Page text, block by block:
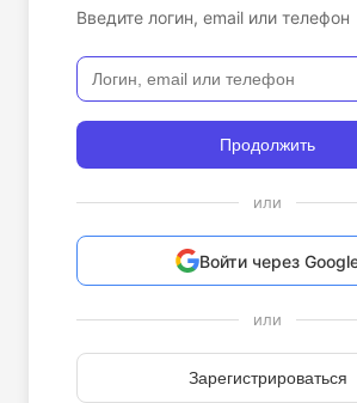
Введите логин, email или телефон
Продолжить
или
Войти через
или
Зарегистрироваться